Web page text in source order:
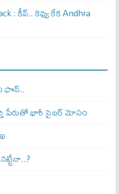
: కీవ్‌.. కెవ్వు కేక‌ Andhra
ఫొన్..
పేరుతో భారీ సైబర్ మోసం